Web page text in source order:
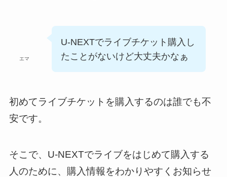
エマ
U-NEXTでライブチケット購入し
たことがないけど大丈夫かなぁ
初めてライブチケットを購入するのは誰でも不
安です。
そこで、U-NEXTでライブをはじめて購入する
人のために、購入情報をわかりやすくお知らせ